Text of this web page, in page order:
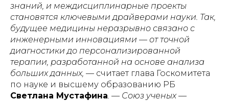
знаний, и междисциплинарные проекты
становятся ключевыми драйверами науки. Так,
будущее медицины неразрывно связано с
инженерными инновациями — от точной
диагностики до персонализированной
терапии, разработанной на основе анализа
больших данных, — считает глава Госкомитета
по науке и высшему образованию РБ
Светлана Мустафина . — Союз ученых —